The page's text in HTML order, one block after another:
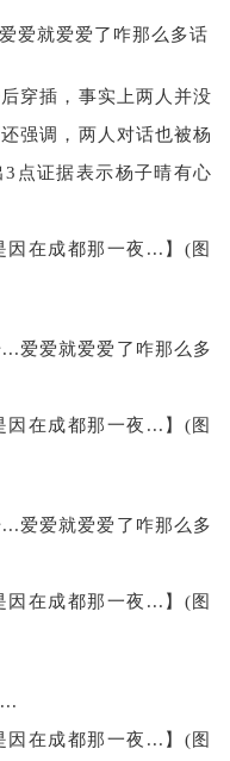
爱就爱爱了咋那么多话
穿插，事实上两人并没
强调，两人对话也被杨
点证据表示杨子晴有心
爱爱就爱爱了咋那么多
爱爱就爱爱了咋那么多